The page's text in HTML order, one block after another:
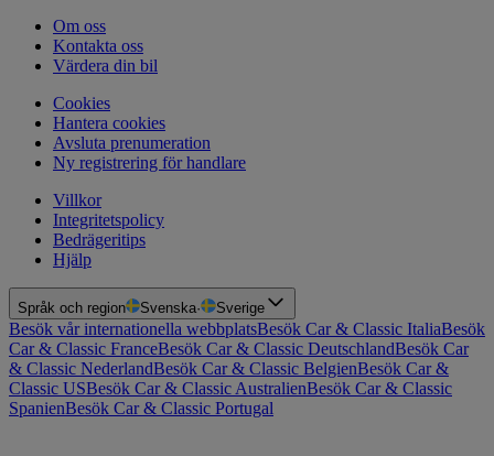
Om oss
Kontakta oss
Värdera din bil
Cookies
Hantera cookies
Avsluta prenumeration
Ny registrering för handlare
Villkor
Integritetspolicy
Bedrägeritips
Hjälp
Språk och region Svenska· Sverige
Besök vår internationella webbplatsBesök Car & Classic ItaliaBesök
Car & Classic FranceBesök Car & Classic DeutschlandBesök Car
& Classic NederlandBesök Car & Classic BelgienBesök Car &
Classic USBesök Car & Classic AustralienBesök Car & Classic
SpanienBesök Car & Classic Portugal